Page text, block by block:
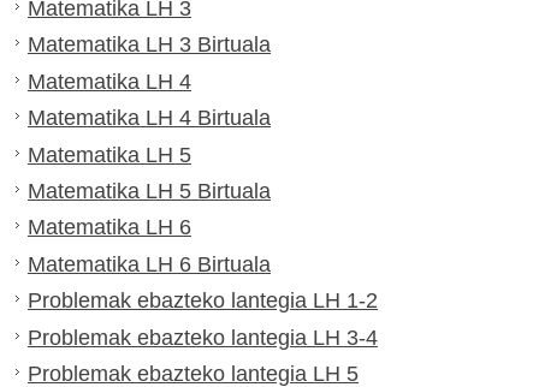
Matematika LH 3
Matematika LH 3 Birtuala
Matematika LH 4
Matematika LH 4 Birtuala
Matematika LH 5
Matematika LH 5 Birtuala
Matematika LH 6
Matematika LH 6 Birtuala
Problemak ebazteko lantegia LH 1-2
Problemak ebazteko lantegia LH 3-4
Problemak ebazteko lantegia LH 5